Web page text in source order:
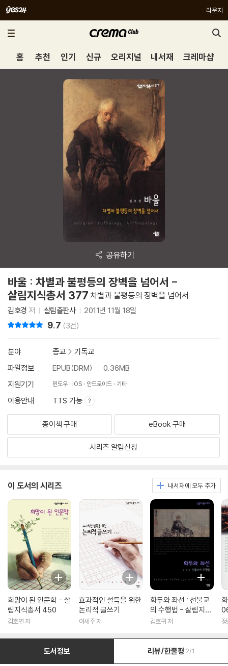
라운지
홈 추천 인기 신규 오리지널 내서재 크레마샵
공유하기
바울 : 차별과 불평등의 장벽을 넘어서 -
살림지식총서 377 차별과 불평등의 장벽을 넘어서
김호경 저 살림출판사 2011년 11월 18일
9.7 (3건)
분야 종교 > 기독교
파일정보
EPUB(DRM)
0.36MB
지원기기
윈도우 iOS 안드로이드 기타
이용안내 TTS 가능
종이책 구매 eBook 구매
시리즈 알림신청
이 도서의 시리즈 내서재에 모두 추가
희망이 된 인문학 - 살
림지식총서 450
김호연 저
효과적인 설득을 위한
논리적 글쓰기
여세주 저
화두와 좌선 : 선불교
의 수행법 - 살림지식
총서 316
김호귀 저
도서정보 리뷰/한줄평 2/1